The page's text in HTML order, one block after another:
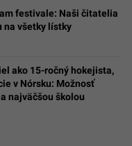
festivale: Naši čitatelia
na všetky lístky
ako 15-ročný hokejista,
v Nórsku: Možnosť
najväčšou školou